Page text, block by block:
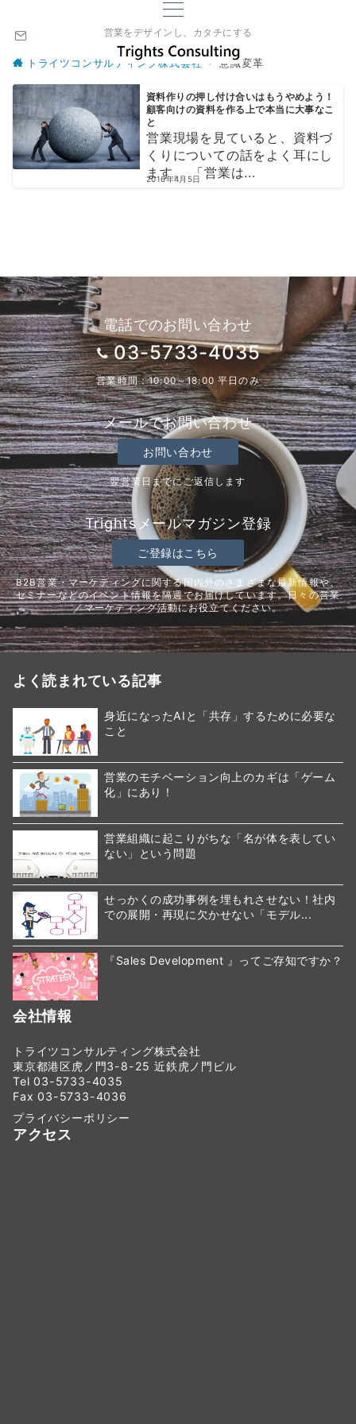
営業をデザインし、カタチにする
トライツコンサルティング株式会社 意識変革
資料作りの押し付け合いはもうやめよう！
顧客向けの資料を作る上で本当に大事なこ
と
営業現場を見ていると、資料づ
くりについての話をよく耳にし
ます。 「営業は...
2016年4月5日
電話でのお問い合わせ
03-5733-4035
営業時間：10:00～18:00 平日のみ
メールでお問い合わせ
お問い合わせ
翌営業日までにご返信します
Trightsメールマガジン登録
ご登録はこちら
B2B営業・マーケティングに関する国内外のさまざまな最新情報や、
セミナーなどのイベント情報を隔週でお届けしています。日々の営業
／マーケティング活動にお役立てください。
よく読まれている記事
身近になったAIと「共存」するために必要な
こと
営業のモチベーション向上のカギは「ゲーム
化」にあり！
営業組織に起こりがちな「名が体を表してい
ない」という問題
せっかくの成功事例を埋もれさせない！社内
での展開・再現に欠かせない「モデル...
『Sales Development 』ってご存知ですか？
会社情報
トライツコンサルティング株式会社
東京都港区虎ノ門3-8-25 近鉄虎ノ門ビル
Tel 03-5733-4035
Fax 03-5733-4036
プライバシーポリシー
アクセス